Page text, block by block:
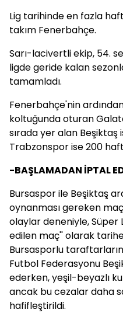
Lig tarihinde en fazla
takım Fenerbahçe.
Sarı-lacivertli ekip, 54.
ligde geride kalan
tamamladı.
Fenerbahçe'nin
koltuğunda oturan
sırada yer alan Beşiktaş
Trabzonspor ise 200
-BAŞLAMADAN İPTAL
Bursaspor ile Beşiktaş
oynanması gereken
olaylar deneniyle,
edilen maç'' olarak
Bursasporlu
Futbol Federasyonu
ederken, yeşil-beyazlı
ancak bu cezalar daha
hafifleştirildi.